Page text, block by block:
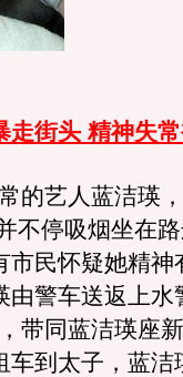
走街头 精神失
的艺人蓝洁瑛
不停吸烟坐在
民怀疑她精神
警车送返上水
带同蓝洁瑛座
车到太子，蓝洁